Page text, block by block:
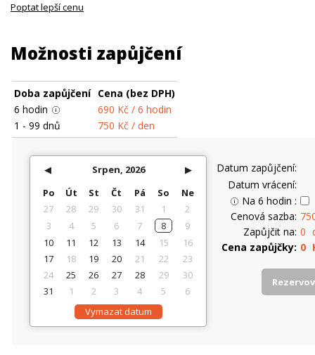
Poptat lepší cenu
Možnosti zapůjčení
Doba zapůjčení Cena (bez DPH)
6 hodin 690 Kč / 6 hodin
1 - 99 dnů 750 Kč / den
◀ Srpen, 2026
▶
Po
Út St Čt Pá So
Ne
27
28 29 30 31 1
2
3
4 5 6 7 8
9
10
11 12 13 14 15
16
17
18 19 20 21 22
23
24
25 26 27 28 29
30
31
1 2 3 4 5
6
Vymazat datum
Datum zapůjčení
Datum vrácení
Na 6 hodin
Cenová sazba
Zapůjčit na 0
Cena zapůjčky 0